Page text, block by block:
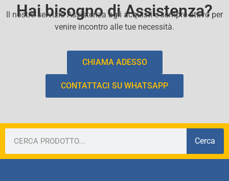
Hai bisogno di Assistenza?
Il nostro servizio Assistenza agli acquisti e sempre attivo per
venire incontro alle tue necessità.
CHIAMA ADESSO
CONTATTACI SU WHATSAPP
Cerca